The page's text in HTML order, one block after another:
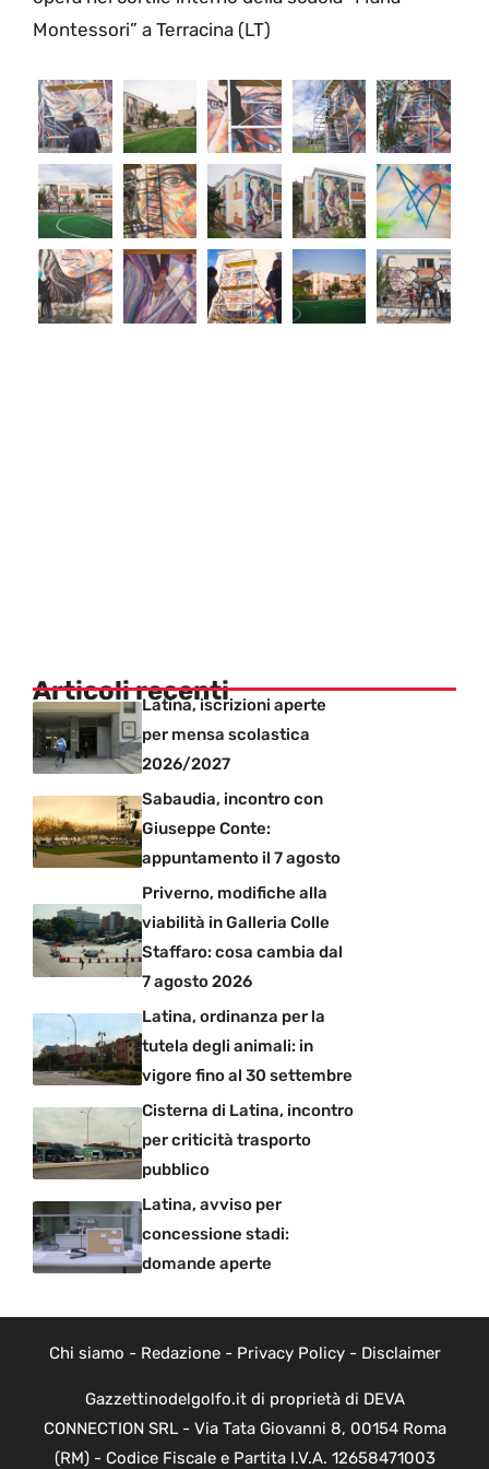
Montessori” a Terracina (LT)
Articoli recentiLatina, iscrizioni aperte
per mensa scolastica
2026/2027
Sabaudia, incontro con
Giuseppe Conte:
appuntamento il 7 agosto
Priverno, modifiche alla
viabilità in Galleria Colle
Staffaro: cosa cambia dal
7 agosto 2026
Latina, ordinanza per la
tutela degli animali: in
vigore fino al 30 settembre
Cisterna di Latina, incontro
per criticità trasporto
pubblico
Latina, avviso per
concessione stadi:
domande aperte
Chi siamo - Redazione- Privacy Policy- Disclaimer
Gazzettinodelgolfo.it di proprietà di DEVA
CONNECTION SRL - Via Tata Giovanni 8, 00154 Roma
(RM) - Codice Fiscale e Partita I.V.A. 12658471003